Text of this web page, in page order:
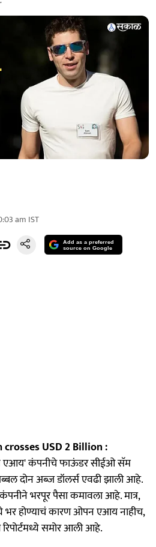
am IST
Add as a preferred
source on Google
USD 2 Billion :
एआय' कंपनीचे फाऊंडर सीईओ सॅम
दोन अब्ज डॉलर्स एवढी झाली आहे.
भरपूर पैसा कमावला आहे. मात्र,
भर होण्याचं कारण ओपन एआय नाहीच,
रिपोर्टमध्ये समोर आली आहे.